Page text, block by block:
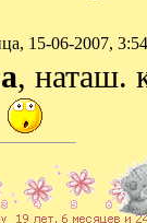
15-06-2007,
, наташ.